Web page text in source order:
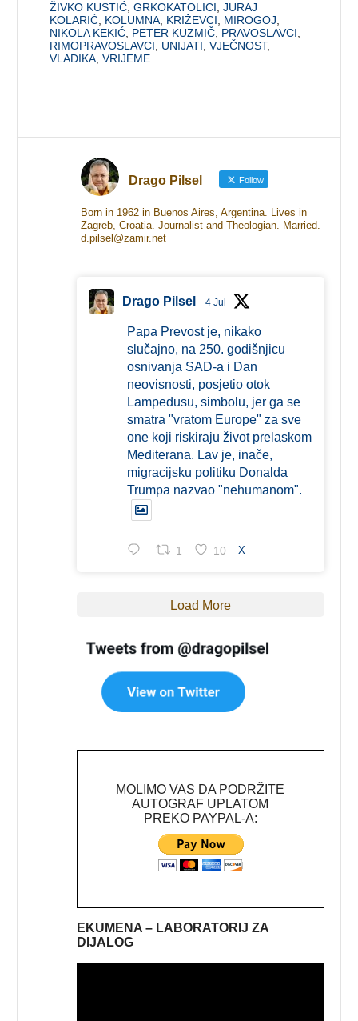
ŽIVKO KUSTIĆ ,GRKOKATOLICI ,JURAJ
KOLARIĆ KOLUMNA KRIŽEVCI MIROGOJ
NIKOLA KEKIĆ PETER KUZMIČ PRAVOSLAVCI
RIMOPRAVOSLAVCI
UNIJATI ,VJEČNOST,
VLADIKA ,VRIJEME
Drago Pilsel Follow
Born in 1962 in Buenos Aires, Argentina. Lives in
Zagreb, Croatia. Journalist and Theologian. Married.
d.pilsel@zamir.net
Drago Pilsel 4 Jul
Papa Prevost je, nikako
slučajno, na 250. godišnjicu
osnivanja SAD-a i Dan
neovisnosti, posjetio otok
Lampedusu, simbolu, jer ga se
smatra "vratom Europe" za sve
one koji riskiraju život prelaskom
Mediterana. Lav je, inače,
migracijsku politiku Donalda
Trumpa nazvao "nehumanom".
1 10 X
Load More
MOLIMO VAS DA PODRŽITE
AUTOGRAF UPLATOM
PREKO PAYPAL-A:
EKUMENA – LABORATORIJ ZA
DIJALOG